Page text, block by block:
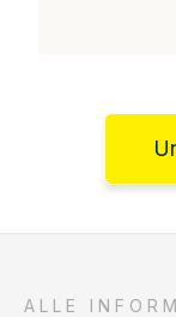
ALLE